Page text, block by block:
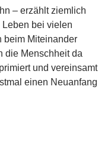
– erzählt ziemlich
Leben bei vielen
beim Miteinander
die Menschheit da
und vereinsamt
einen Neuanfang